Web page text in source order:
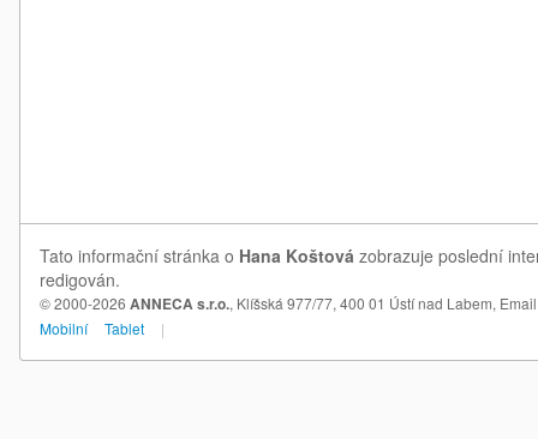
Tato informační stránka o Hana Koštová zobrazuje poslední
redigován.
© 2000-2026 ANNECA s.r.o., Klíšská 977/77, 400 01 Ústí nad Labem,
Mobilní
Tablet |